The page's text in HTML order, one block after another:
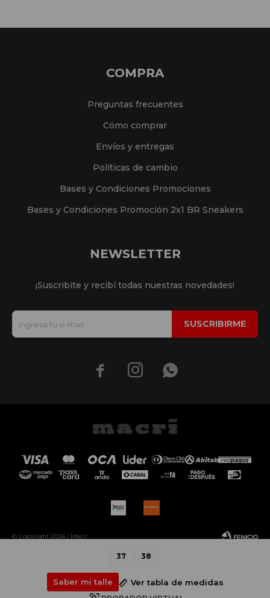
37 38
Saber mi talle Ver tabla de medidas
COMPRA
Preguntas frecuentes
Cómo comprar
Envíos y entregas
Políticas de cambio
Bases y Condiciones Promociones
Bases y Condiciones Promoción 2x1 BR Sneakers
NEWSLETTER
¡Suscribite y recibí todas nuestras novedades!
SUSCRIBIRME
  
© Copyright 2026 / Macri